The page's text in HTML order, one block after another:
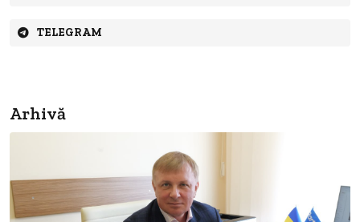
TELEGRAM
Arhivă